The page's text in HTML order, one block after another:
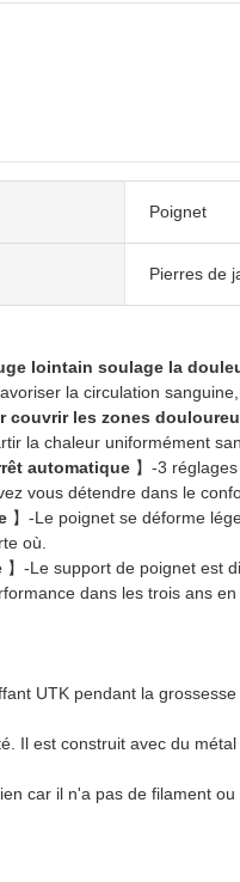
Poignet
Pierres de
lointain soulage la
la circulation
couvrir les zones
la chaleur uniformément
automatique 】-3
vous détendre dans le
】-Le poignet se déforme
où.
】-Le support de poignet est
dans les trois ans
UTK pendant la
Il est construit avec du
car il n'a pas de filament